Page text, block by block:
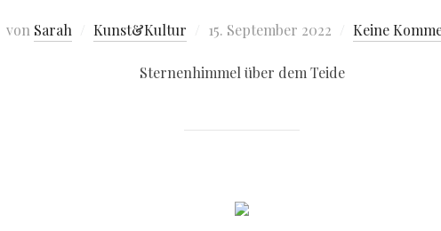
von Sarah Kunst&Kultur 15. September 2022 Keine
Sternenhimmel über dem Teide